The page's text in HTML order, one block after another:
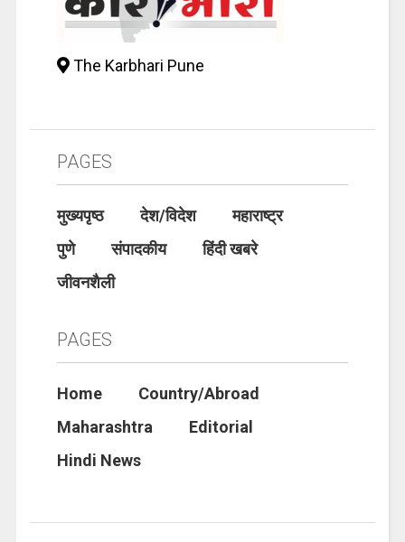
The Karbhari Pune
PAGES
मुख्यपृष्ठ देश/विदेश
महाराष्ट्र
पुणे
संपादकीय
हिंदी खबरे
जीवनशैली
PAGES
Home
Country/Abroad
Maharashtra
Editorial
Hindi News